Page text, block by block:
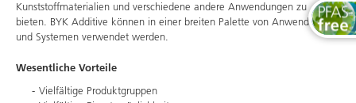
Kunststoffmaterialien und verschiedene andere Anwendungen zu
bieten. BYK Additive können in einer breiten Palette von Anwendungen
und Systemen verwendet werden.
Wesentliche Vorteile
Vielfältige Produktgruppen